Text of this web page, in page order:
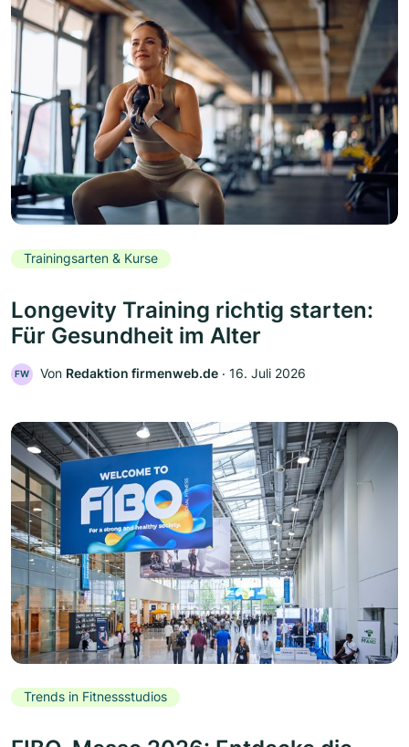
Trainingsarten & Kurse
Longevity Training richtig starten:
Für Gesundheit im Alter
FW Von Redaktion firmenweb.de ‧ 16. Juli 2026
Trends in Fitnessstudios